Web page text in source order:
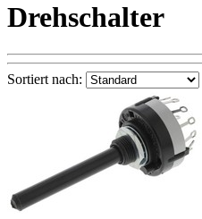
Drehschalter
Sortiert nach: